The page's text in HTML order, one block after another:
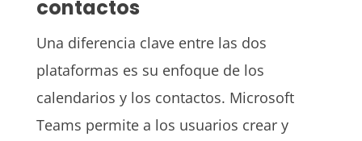
contactos
Una diferencia clave entre las dos
plataformas es su enfoque de los
calendarios y los contactos. Microsoft
Teams permite a los usuarios crear y